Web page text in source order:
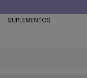
SUPLEMENTOS